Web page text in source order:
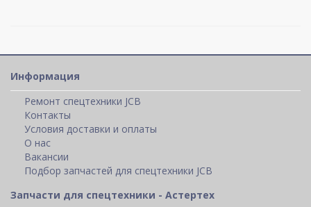
Информация
Ремонт спецтехники JCB
Контакты
Условия доставки и оплаты
О нас
Вакансии
Подбор запчастей для спецтехники JCB
Запчасти для спецтехники - Астертех